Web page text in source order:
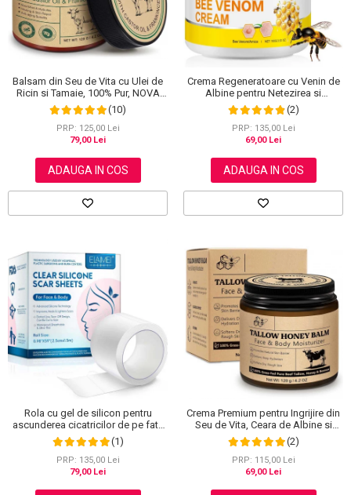
Scrub / Balsam de buze
Netestate pe Animale
Balsam din Seu de Vita cu Ulei de
Ricin si Tamaie, 100% Pur, NOVA
KISS®, 120 g(10)
PRP: 125,00 Lei
79,00 Lei
ADAUGA IN COS
Crema Regeneratoare cu Venin de
Albine pentru Netezirea si
Reinoirea Pielii, 100 g
(2)
PRP: 135,00 Lei
69,00 Lei
ADAUGA IN COS
Rola cu gel de silicon pentru
ascunderea cicatricilor de pe fata
sau corp, plasture reutilizabil, 2.5
cm x 1.5 m, Elaimei
(1)
PRP: 135,00 Lei
79,00 Lei
Crema Premium pentru Ingrijire din
Seu de Vita, Ceara de Albine si
Miere, 100% Naturala, NOVA
KISS®, 120 g
(2)
PRP: 115,00 Lei
69,00 Lei